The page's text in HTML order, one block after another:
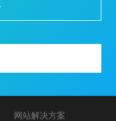
网站解决方案